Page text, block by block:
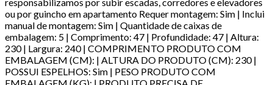
ou por guincho em apartamento Requer montagem: Sim | Inclui
manual de montagem: Sim | Quantidade de caixas de
embalagem: 5 | Comprimento: 47 | Profundidade: 47 | Altura:
230 | Largura: 240 | COMPRIMENTO PRODUTO COM
EMBALAGEM (CM): | ALTURA DO PRODUTO (CM): 230 |
POSSUI ESPELHOS: Sim | PESO PRODUTO COM